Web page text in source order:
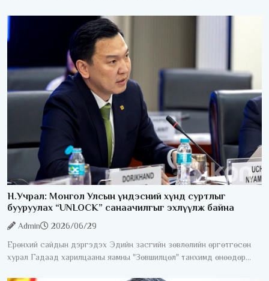
гүйцэтгэл батлах
Н.Учрал: Монгол Улсын үндэсний хүнд суртлыг
бууруулах “UNLOCK” санаачилгыг эхлүүлж байна
Admin
2026/06/29
Ерөнхий сайдын дэргэдэх Эдийн засгийн зөвлөлийн өргөтгөсөн
хурал Гадаад харилцааны яамны "Зөвшилцөл" танхимд өнөөдөр